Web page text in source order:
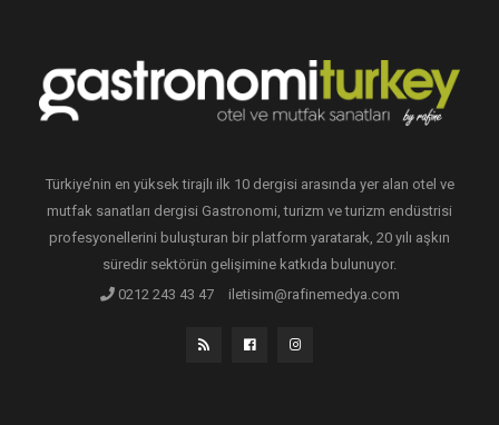
Türkiye’nin en yüksek tirajlı ilk 10 dergisi arasında yer alan otel ve
mutfak sanatları dergisi Gastronomi, turizm ve turizm endüstrisi
profesyonellerini buluşturan bir platform yaratarak, 20 yılı aşkın
süredir sektörün gelişimine katkıda bulunuyor.
0212 243 43 47
iletisim@rafinemedya.com